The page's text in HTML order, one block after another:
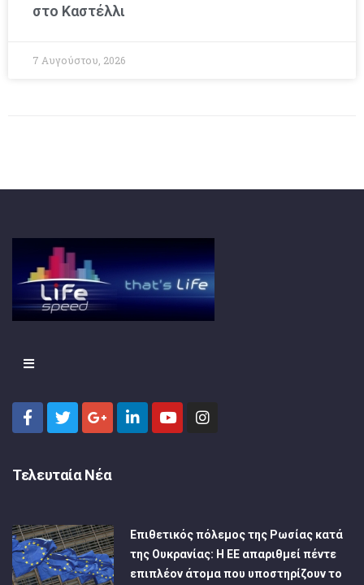
στο Καστέλλι
7 Αυγούστου, 2026
Τελευταία Νέα
Επιθετικός πόλεμος της Ρωσίας κατά
της Ουκρανίας: Η ΕΕ απαριθμεί πέντε
επιπλέον άτομα που υποστηρίζουν το